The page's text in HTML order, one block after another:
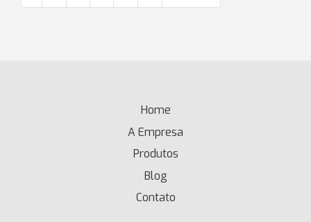
Home
A Empresa
Produtos
Blog
Contato